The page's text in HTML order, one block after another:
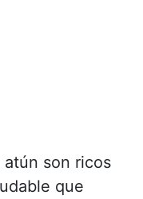
atún son ricos
que